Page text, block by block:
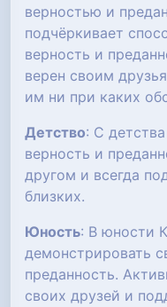
верностью и
подчёркивает
верность и
верен своим
им ни при каких
Детство: С
верность и
другом и всегда
близких.
Юность: В юности
демонстрировать
преданность.
своих друзей и